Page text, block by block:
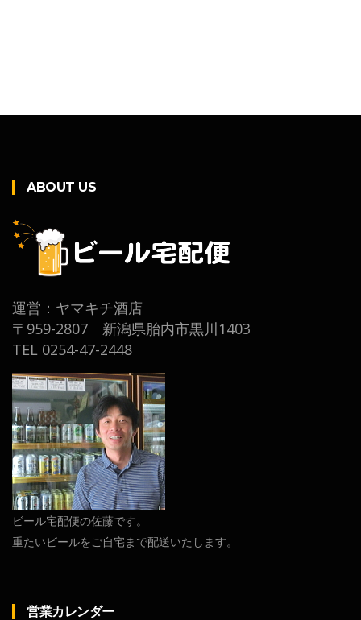
ABOUT US
運営：ヤマキチ酒店
〒959-2807 新潟県胎内市黒川1403
TEL 0254-47-2448
ビール宅配便の佐藤です。
重たいビールをご自宅まで配送いたします。
営業カレンダー